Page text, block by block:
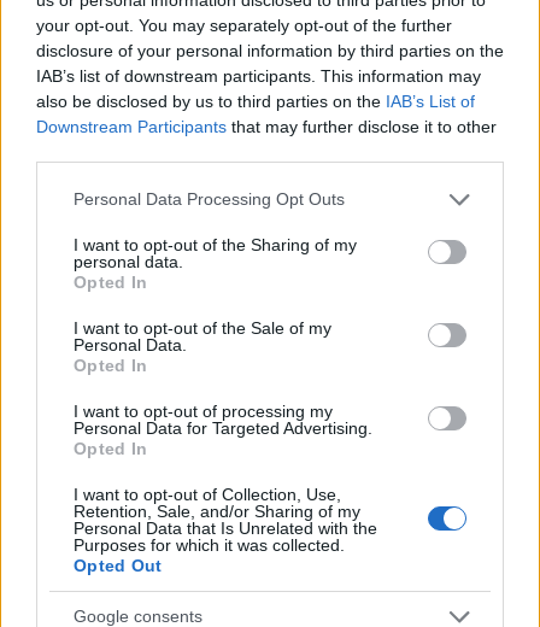
your opt-out. You may separately opt-out of the further
disclosure of your personal information by third parties on the
IAB’s list of downstream participants. This information may
also be disclosed by us to third parties on the IAB’s List of
Downstream Participants that may further disclose it to other
Please note that this website/app uses one or more Google
not limited to your visit or usage behaviour. You may click to
grant or deny consent to Google and its third-party tags to
use your data for below specified purposes in below Google
consent section.
Personal Data Processing Opt Outs
I want to opt-out of the Sharing of my
personal data.
Opted In
I want to opt-out of the Sale of my
Personal Data.
Opted In
I want to opt-out of processing my
Personal Data for Targeted Advertising.
Opted In
I want to opt-out of Collection, Use,
Retention, Sale, and/or Sharing of my
Personal Data that Is Unrelated with the
Purposes for which it was collected.
Opted Out
Google consents
autópálya útépítés M1-es autópálya Bicske
M1 bővítés: már zajlik a teljesen új Bicske Kelet
csomópont építése